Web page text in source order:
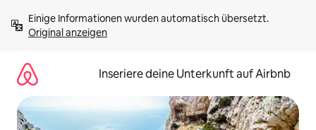
Inhalten
springenOriginal anzeigen
Inseriere deine Unterkunft auf Airbnb